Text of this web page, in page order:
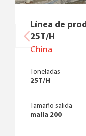
Línea de
25T/H
China
Toneladas
25T/H
Tamaño salida
malla 200